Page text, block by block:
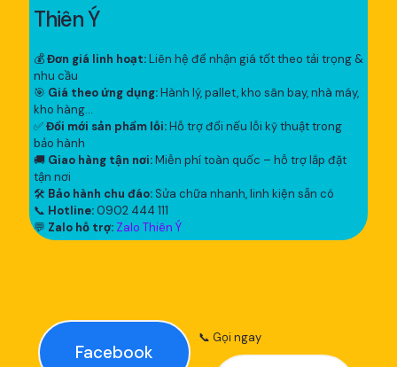
Thiên Ý
💰Đơn giá linh hoạt:Liên hệ để nhận giá tốt theo tải trọng &
nhu cầu
🎯 Giá theo ứng dụng:Hành lý, pallet, kho sân bay, nhà máy,
kho hàng...
✅Đổi mới sản phẩm lỗi:Hỗ trợ đổi nếu lỗi kỹ thuật trong
bảo hành
🚚 Giao hàng tận nơi:Miễn phí toàn quốc – hỗ trợ lắp đặt
tận nơi
🛠 Bảo hành chu đáo: Sửa chữa nhanh, linh kiện sẵn có
📞 Hotline: 0902 444 111
💬 Zalo hỗ trợ: Zalo Thiên Ý
Facebook
📞 Gọi ngay